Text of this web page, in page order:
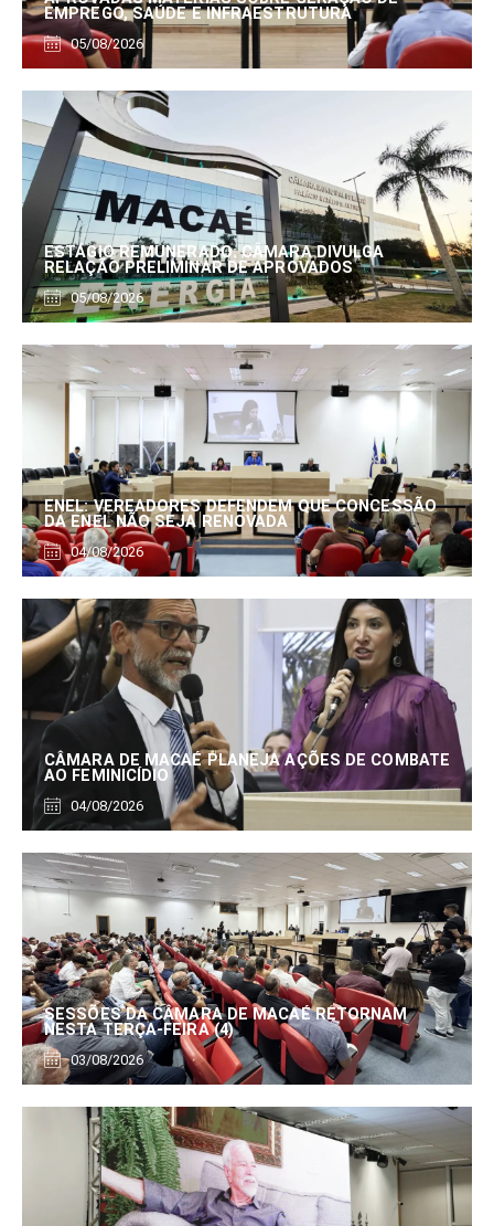
EMPREGO, SAÚDE E INFRAESTRUTURA
05/08/2026
ESTÁGIO REMUNERADO: CÂMARA DIVULGA
RELAÇÃO PRELIMINAR DE APROVADOS
05/08/2026
ENEL: VEREADORES DEFENDEM QUE CONCESSÃO
DA ENEL NÃO SEJA RENOVADA
04/08/2026
CÂMARA DE MACAÉ PLANEJA AÇÕES DE COMBATE
AO FEMINICÍDIO
04/08/2026
SESSÕES DA CÂMARA DE MACAÉ RETORNAM
NESTA TERÇA-FEIRA (4)
03/08/2026